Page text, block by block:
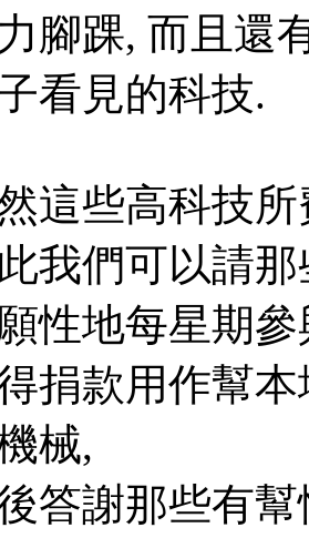
腳踝, 而且還
看見的科技.
這些高科技
我們可以請
性地每星期
捐款用作幫
械,
答謝那些有